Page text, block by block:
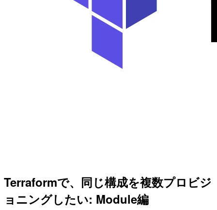
Terraformで、同じ構成を複数プロビジ
ョニングしたい: Module編